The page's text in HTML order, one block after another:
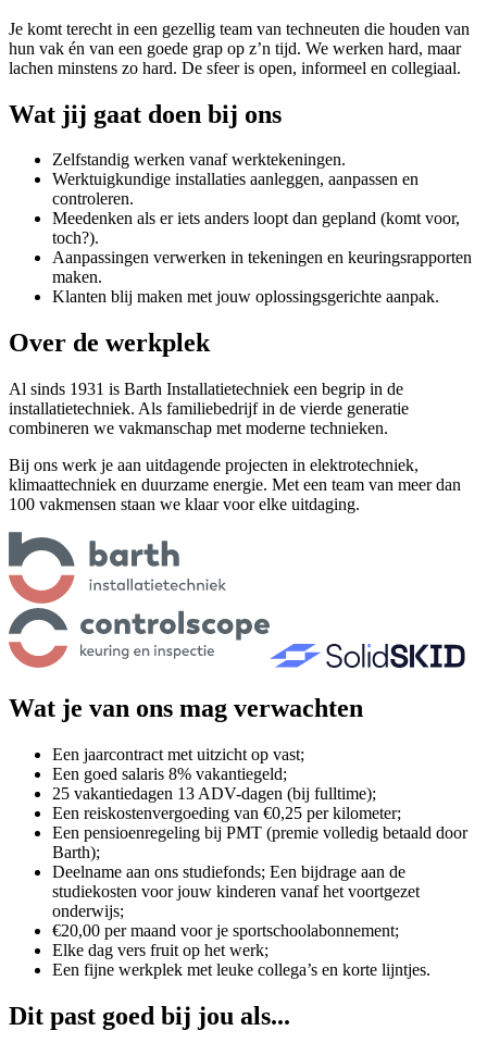
Je komt terecht in een gezellig team van techneuten die houden van
hun vak én van een goede grap op z’n tijd. We werken hard, maar
lachen minstens zo hard. De sfeer is open, informeel en collegiaal.
Wat jij gaat doen bij ons
Zelfstandig werken vanaf werktekeningen.
Werktuigkundige installaties aanleggen, aanpassen en
controleren.
Meedenken als er iets anders loopt dan gepland (komt voor,
toch?).
Aanpassingen verwerken in tekeningen en keuringsrapporten
maken.
Klanten blij maken met jouw oplossingsgerichte aanpak.
Over de werkplek
Al sinds 1931 is Barth Installatietechniek een begrip in de
installatietechniek. Als familiebedrijf in de vierde generatie
combineren we vakmanschap met moderne technieken.
Bij ons werk je aan uitdagende projecten in elektrotechniek,
klimaattechniek en duurzame energie. Met een team van meer dan
100 vakmensen staan we klaar voor elke uitdaging.
Wat je van ons mag verwachten
Een jaarcontract met uitzicht op vast;
Een goed salaris 8% vakantiegeld;
25 vakantiedagen 13 ADV-dagen (bij fulltime);
Een reiskostenvergoeding van €0,25 per kilometer;
Een pensioenregeling bij PMT (premie volledig betaald door
Barth);
Deelname aan ons studiefonds; Een bijdrage aan de
studiekosten voor jouw kinderen vanaf het voortgezet
onderwijs;
€20,00 per maand voor je sportschoolabonnement;
Elke dag vers fruit op het werk;
Een fijne werkplek met leuke collega’s en korte lijntjes.
Dit past goed bij jou als...